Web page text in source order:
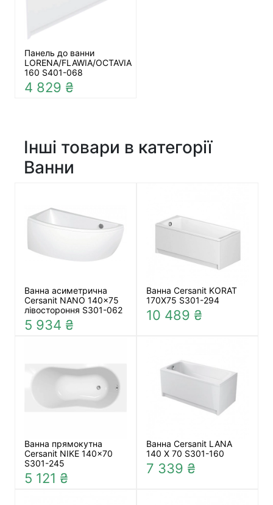
Панель до ванни
LORENA/FLAWIA/OCTAVIA
160 S401-068
4 829 ₴
Інші товари в категорії
Ванни
Ванна асиметрична
Cersanit NANO 140x75
лівостороння S301-062
5 934 ₴
Ванна Cersanit KORAT
170X75 S301-294
10 489 ₴
Ванна прямокутна
Cersanit NIKE 140x70
S301-245
5 121 ₴
Ванна Cersanit LANA
140 X 70 S301-160
7 339 ₴